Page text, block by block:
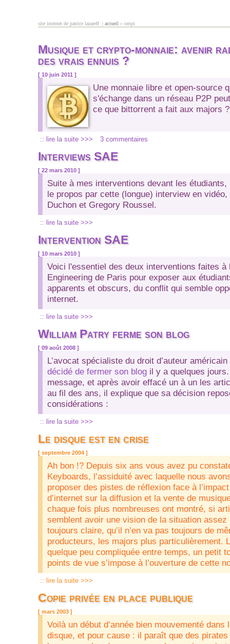
site internet de patrice lazareff |
vous êtes ici
accueil » ompi
Musique et crypto-monnaie: avenir
des vrais ennuis ?
[ 10 juin 2011 ]
Une monnaie libre et open-source
s'échange dans un réseau P2P
ce que bittorrent a fait aux majors ?
:: lire la suite >>> 3 commentaires
Interviews SAE
[ 22 mars 2010 ]
Suite à mes interventions devant les
le propos par cette (longue) interview en
Duchon et Gregory Roussel.
:: lire la suite >>>
Intervention SAE
[ 10 mars 2010 ]
Voici l'essentiel des deux interventions faites à
Engineering de Paris pour exposer aux
apparents et obscurs, du conflit qui semble
internet.
:: lire la suite >>>
William Patry ferme son blog
[ 09 août 2008 ]
L’avocat spécialiste du droit d’auteur
décidé de fermer son blogil y a quelques
message, et après avoir effacé un à un les
au fil des ans, il explique que sa décision
considérations :
:: lire la suite >>>
Le disque est en crise
[ septembre 2004 ]
Ah bon !? Depuis six ans vous avez pu
Keyboards, l’assiduité avec laquelle nous
proposer des pistes de réflexion face à
d’internet sur la diffusion et la vente de
chaque fois plus nombreuses ont montré, si
semblent avoir une vision de la situation assez
toujours claire, qu’il n’en va pas toujours de
producteurs, les majors plus particulièrement.
quelque peu compliquée entre temps, un petit
points de vue s’impose à l’ouverture de cette
:: lire la suite >>>
Copie privée en place publique
[ mars 2003 ]
Voilà un début d’année bien mouvementé dans
disque, et pour cause : il paraît que des